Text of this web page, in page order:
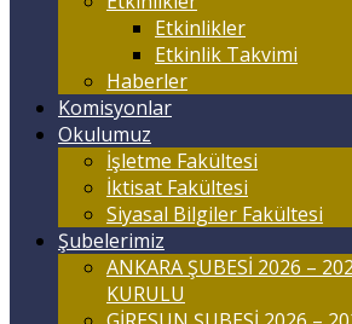
Etkinlikler
Etkinlik Takvimi
Haberler
Komisyonlar
Okulumuz
İşletme Fakültesi
İktisat Fakültesi
Siyasal Bilgiler Fakültesi
Şubelerimiz
ANKARA ŞUBESİ 2026 –
KURULU